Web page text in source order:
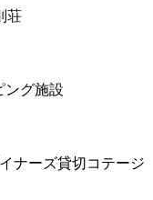
荘
グ施設
ナーズ貸切コテージ